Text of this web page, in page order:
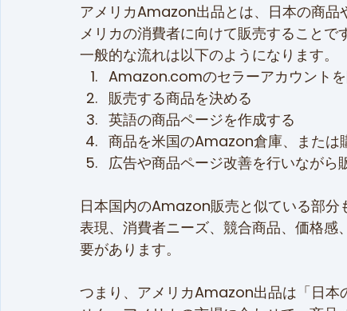
アメリカAmazon出品とは、日本の商
メリカの消費者に向けて販売することで
一般的な流れは以下のようになります。
Amazon.comのセラーアカウント
販売する商品を決める
英語の商品ページを作成する
商品を米国のAmazon倉庫、または
広告や商品ページ改善を行いながら
日本国内のAmazon販売と似ている部分
表現、消費者ニーズ、競合商品、価格
要があります。
つまり、アメリカAmazon出品は「日本